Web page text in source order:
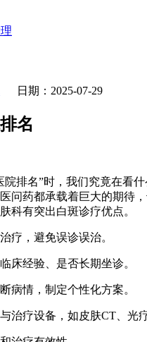
日期：2025-07-29
名
院排名”时，我们究竟在看
问药都承载着巨大的期待
科有突出白斑诊疗优点。
疗，避免误诊误治。
床经验、是否长期坐诊。
病情，制定个性化方案。
治疗设备，如皮肤CT、光